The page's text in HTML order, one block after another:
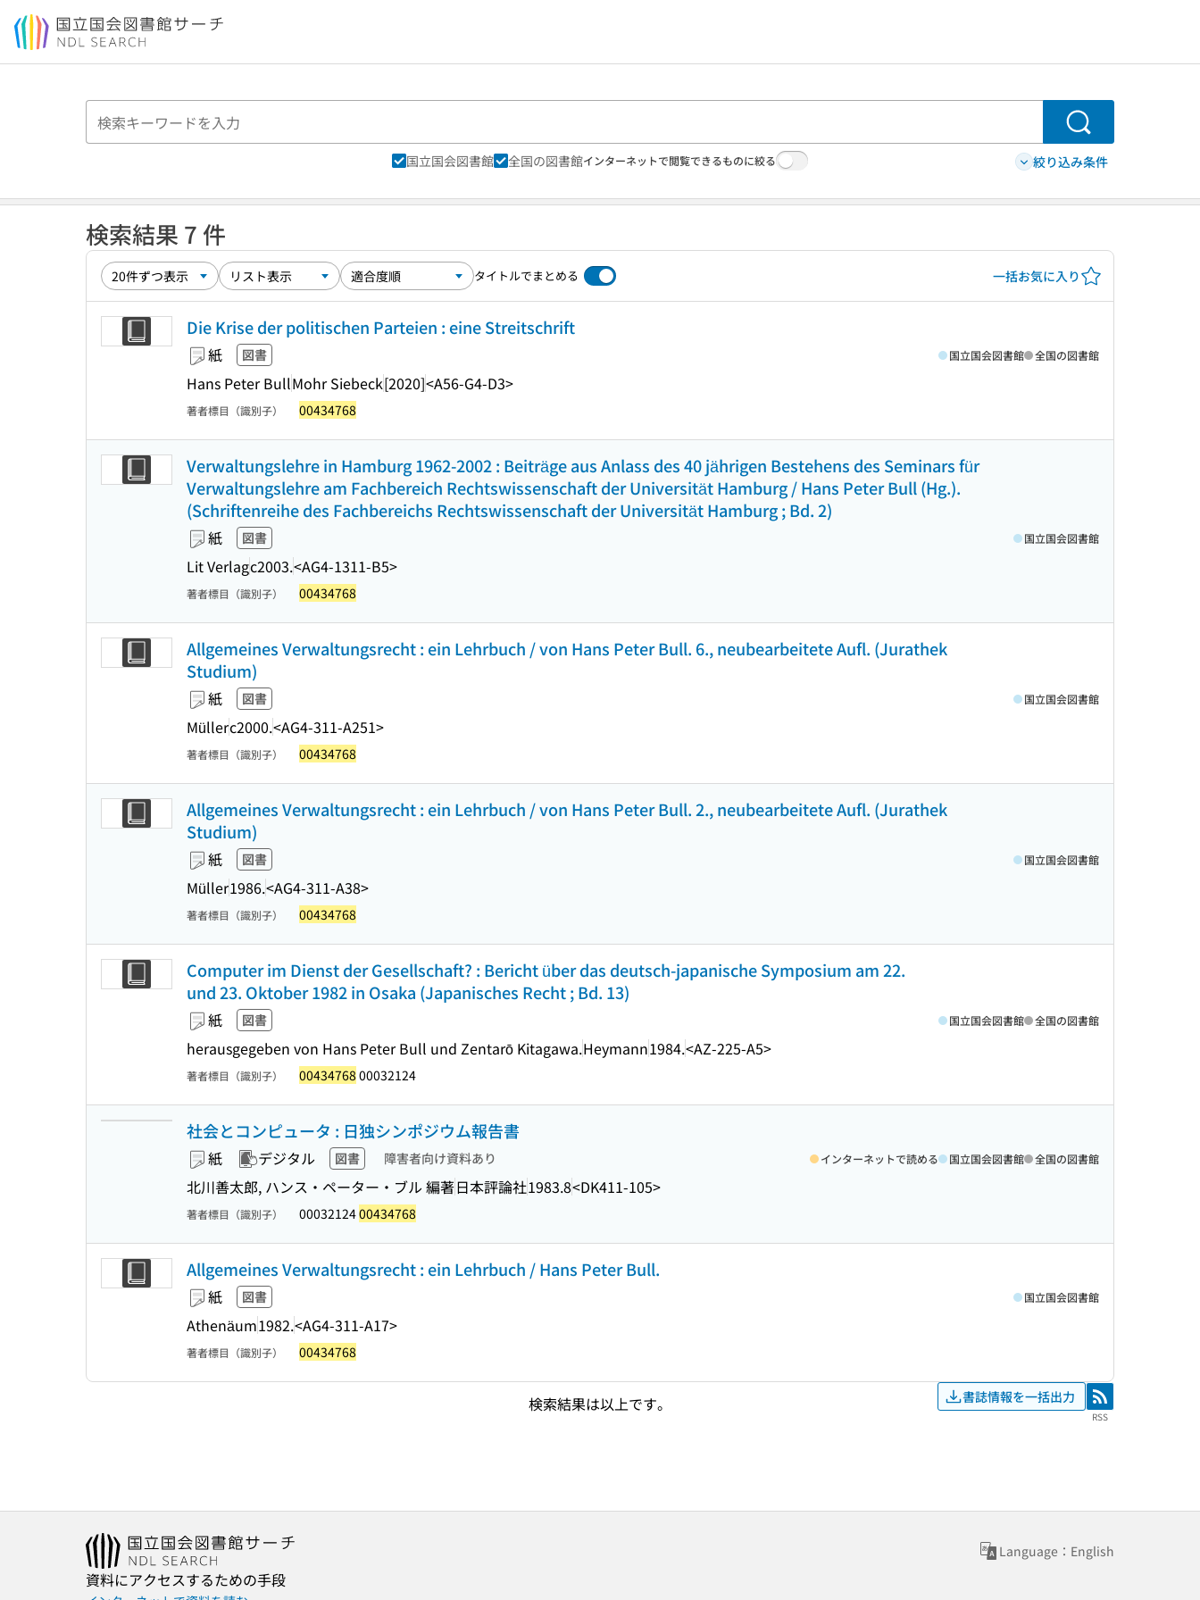
本文へ移動
検索
国立国会図書館 全国の図書館インターネットで閲覧できるものに絞る 絞り込み条件
検索結果 7 件
タイトルでまとめる 一括お気に入り
Die Krise der politischen Parteien : eine Streitschrift
紙 図書
Hans Peter BullMohr Siebeck[2020]<A56-G4-D3>
国立国会図書館 全国の図書館
著者標目（識別子） 00434768
Verwaltungslehre in Hamburg 1962-2002 : Beiträge aus Anlass des 40 jährigen Bestehens des Seminars für
Verwaltungslehre am Fachbereich Rechtswissenschaft der Universität Hamburg / Hans Peter Bull (Hg.).
(Schriftenreihe des Fachbereichs Rechtswissenschaft der Universität Hamburg ; Bd. 2)
紙 図書
Lit Verlagc2003.<AG4-1311-B5>
国立国会図書館
著者標目（識別子） 00434768
Allgemeines Verwaltungsrecht : ein Lehrbuch / von Hans Peter Bull. 6., neubearbeitete Aufl. (Jurathek
Studium)
紙 図書
Müllerc2000.<AG4-311-A251>
国立国会図書館
著者標目（識別子） 00434768
Allgemeines Verwaltungsrecht : ein Lehrbuch / von Hans Peter Bull. 2., neubearbeitete Aufl. (Jurathek
Studium)
紙 図書
Müller1986.<AG4-311-A38>
国立国会図書館
著者標目（識別子） 00434768
Computer im Dienst der Gesellschaft? : Bericht über das deutsch-japanische Symposium am 22.
und 23. Oktober 1982 in Osaka (Japanisches Recht ; Bd. 13)
紙 図書
herausgegeben von Hans Peter Bull und Zentarō Kitagawa.Heymann1984.<AZ-225-A5>
国立国会図書館 全国の図書館
著者標目（識別子） 00434768 00032124
社会とコンピュータ : 日独シンポジウム報告書
紙 デジタル 図書 障害者向け資料あり
北川善太郎, ハンス・ペーター・ブル 編著日本評論社1983.8<DK411-105>
インターネットで読める 国立国会図書館 全国の図書館
著者標目（識別子） 0003212400434768
Allgemeines Verwaltungsrecht : ein Lehrbuch / Hans Peter Bull.
紙 図書
Athenäum1982.<AG4-311-A17>
国立国会図書館
著者標目（識別子） 00434768
検索結果は以上です。 書誌情報を一括出力 RSS
RSS
Language：English
資料にアクセスするための手段